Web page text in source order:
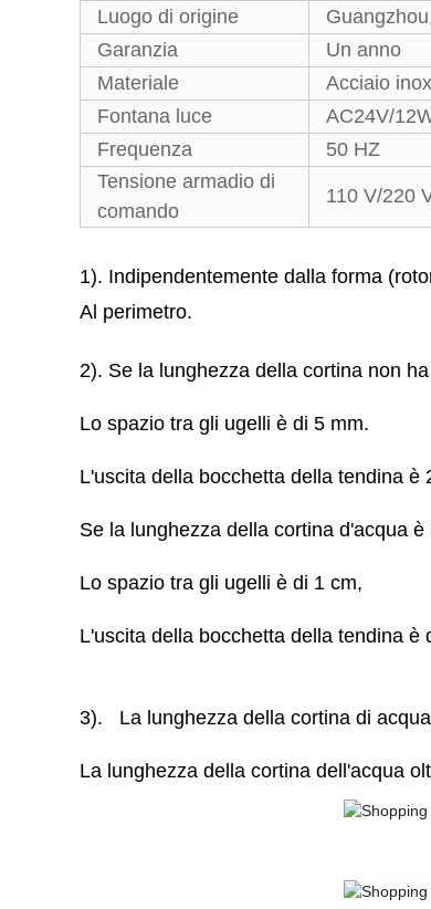
Luogo di origine
Garanzia
Un anno
Materiale
Acciaio
Fontana luce
AC24V/
Frequenza
50 HZ
Tensione armadio di
comando
110 V/220
1). Indipendentemente dalla forma
Al perimetro.
2). Se la lunghezza della cortina non
Lo spazio tra gli ugelli è di 5 mm.
L'uscita della bocchetta della tendina è
Se la lunghezza della cortina d'acqua
Lo spazio tra gli ugelli è di 1 cm,
L'uscita della bocchetta della tendina è
3). La lunghezza della cortina di
La lunghezza della cortina dell'acqua